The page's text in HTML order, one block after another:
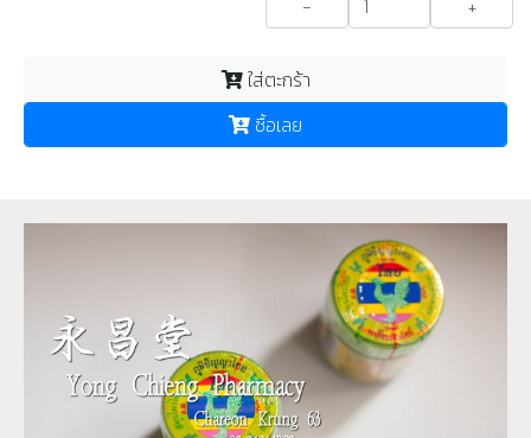
- +
ใส่ตะกร้า
ซื้อเลย